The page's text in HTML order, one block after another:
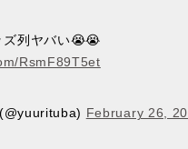
ズ列ヤバい😭😭
RsmF89T5et
February 26,